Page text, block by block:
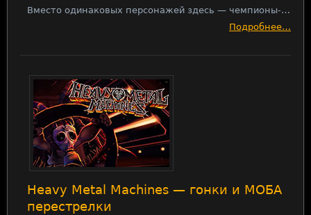
Вместо одинаковых персонажей здесь — чемпионы-…
Подробнее…
Heavy Metal Machines — гонки и МОБА
перестрелки